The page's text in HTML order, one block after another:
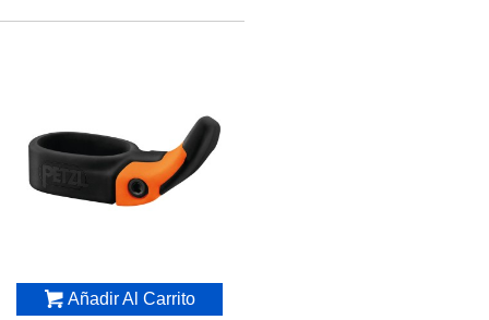
Añadir Al Carrito